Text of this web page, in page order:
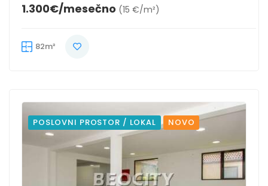
1.300€/mesečno (15 €/m²)
82m²
POSLOVNI PROSTOR / LOKAL NOVO